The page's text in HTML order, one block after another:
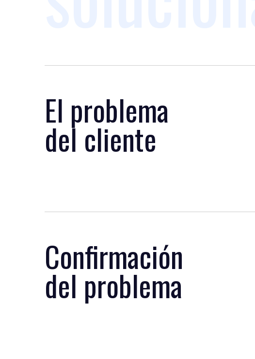
El problema
del cliente
Confirmación
del problema